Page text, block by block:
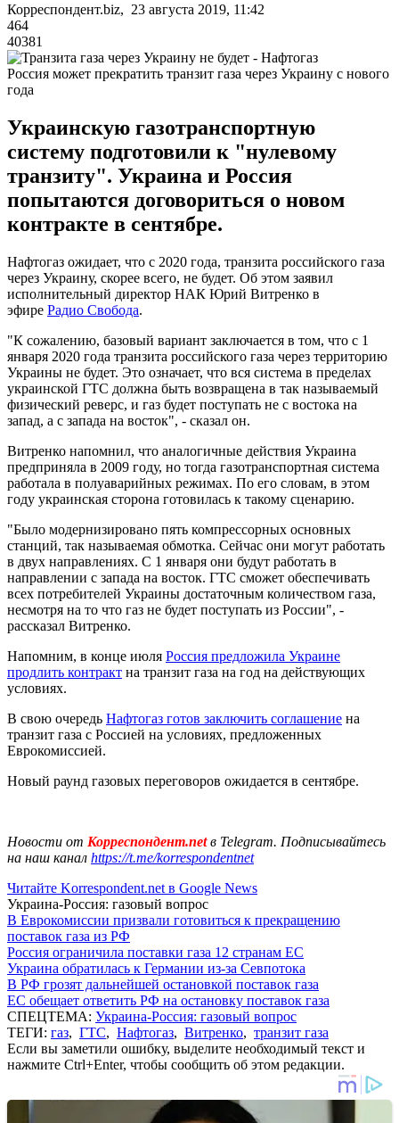
Корреспондент.biz, 23 августа 2019, 11:42
464
40381
Россия может прекратить транзит газа через Украину с нового
года
Украинскую газотранспортную
систему подготовили к "нулевому
транзиту". Украина и Россия
попытаются договориться о новом
контракте в сентябре.
Нафтогаз ожидает, что с 2020 года, транзита российского газа
через Украину, скорее всего, не будет. Об этом заявил
исполнительный директор НАК Юрий Витренко в
эфире Радио Свобода.
"К сожалению, базовый вариант заключается в том, что с 1
января 2020 года транзита российского газа через территорию
Украины не будет. Это означает, что вся система в пределах
украинской ГТС должна быть возвращена в так называемый
физический реверс, и газ будет поступать не с востока на
запад, а с запада на восток", - сказал он.
Витренко напомнил, что аналогичные действия Украина
предприняла в 2009 году, но тогда газотранспортная система
работала в полуаварийных режимах. По его словам, в этом
году украинская сторона готовилась к такому сценарию.
"Было модернизировано пять компрессорных основных
станций, так называемая обмотка. Сейчас они могут работать
в двух направлениях. С 1 января они будут работать в
направлении с запада на восток. ГТС сможет обеспечивать
всех потребителей Украины достаточным количеством газа,
несмотря на то что газ не будет поступать из России", -
рассказал Витренко.
Напомним, в конце июля Россия предложила Украине
продлить контракт на транзит газа на год на действующих
условиях.
В свою очередь Нафтогаз готов заключить соглашение на
транзит газа с Россией на условиях, предложенных
Еврокомиссией.
Новый раунд газовых переговоров ожидается в сентябре.
Новости от Корреспондент.netв Telegram. Подписывайтесь
на наш канал https://t.me/korrespondentnet
Читайте Korrespondent.net в Google News
Украина-Россия: газовый вопрос
В Еврокомиссии призвали готовиться к прекращению
поставок газа из РФ
Россия ограничила поставки газа 12 странам ЕС
Украина обратилась к Германии из-за Севпотока
В РФ грозят дальнейшей остановкой поставок газа
ЕС обещает ответить РФ на остановку поставок газа
СПЕЦТЕМА: Украина-Россия: газовый вопрос
ТЕГИ: газ, ГТС, Нафтогаз, Витренко, транзит газа
Если вы заметили ошибку, выделите необходимый текст и
нажмите Ctrl+Enter, чтобы сообщить об этом редакции.